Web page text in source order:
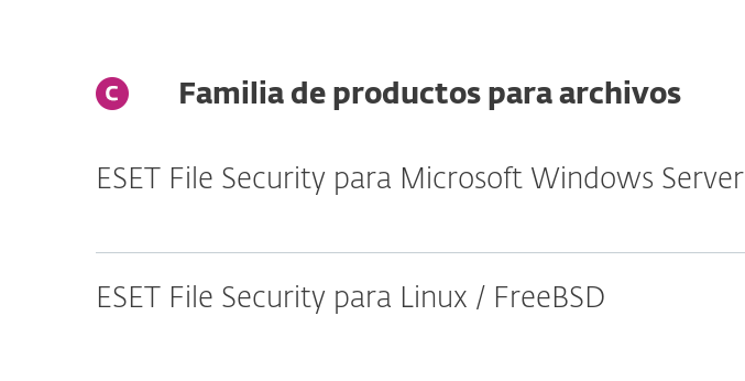
Familia de productos para archivos
ESET File Security para Microsoft Windows Server
ESET File Security para Linux / FreeBSD